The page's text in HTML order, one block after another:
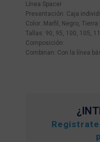
Línea Spacer
Presentación: Caja
Color: Marfil, Negro, Tierra
Tallas: 90, 95, 100, 105,
Composición:
Combinan: Con la línea
Registrate